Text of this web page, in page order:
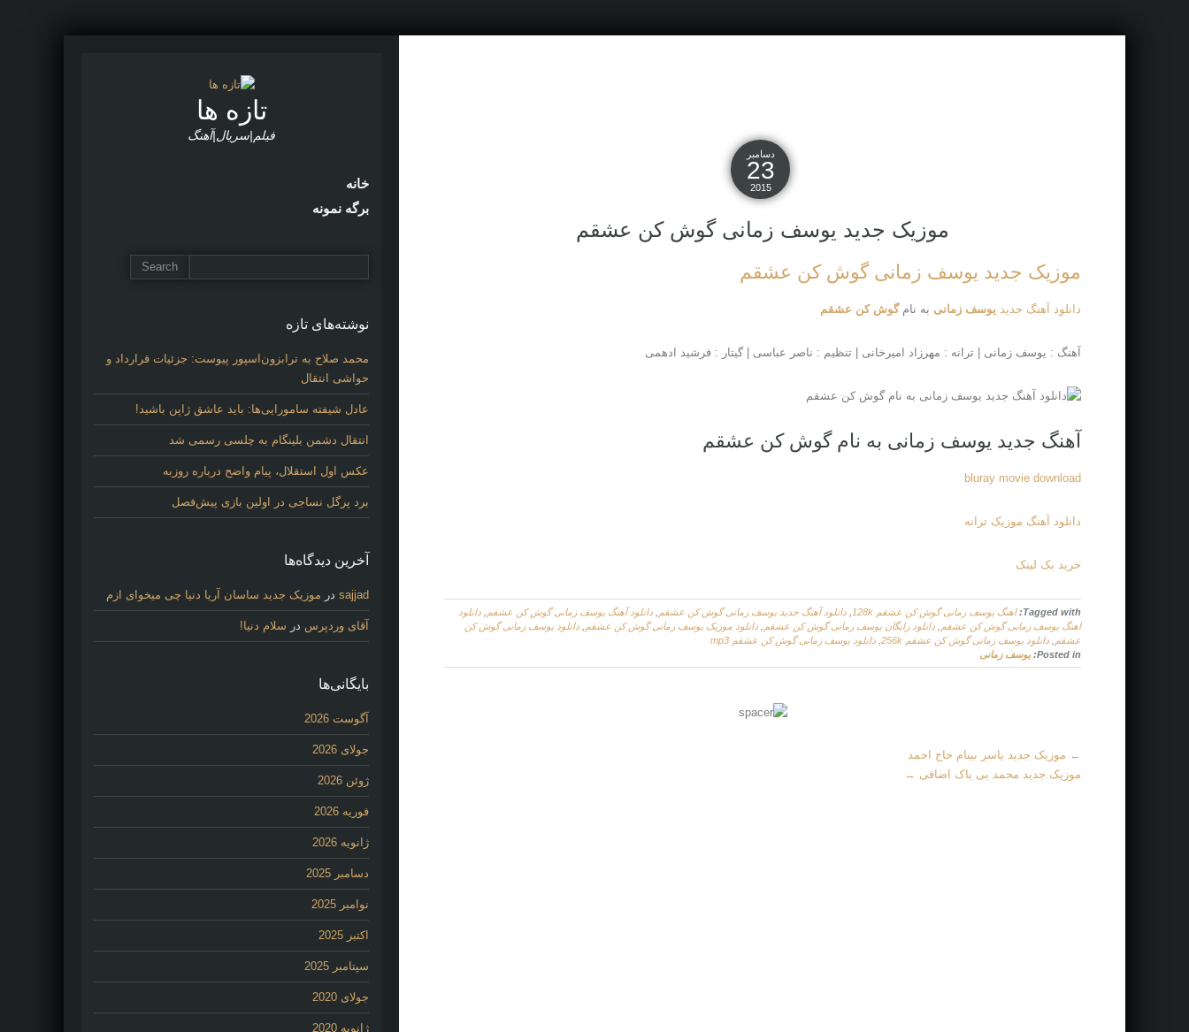
دسامبر
23
2015
موزیک جدید یوسف زمانی گوش کن عشقم
موزیک جدید یوسف زمانی گوش کن عشقم
دانلود آهنگ جدید یوسف زمانی به نامگوش کن عشقم
آهنگ : یوسف زمانی | ترانه : مهرزاد امیرخانی | تنظیم : ناصر عباسی | گیتار : فرشید ادهمی
آهنگ جدید یوسف زمانی به نام گوش کن عشقم
bluray movie download
دانلود آهنگ موزیک ترانه
خرید بک لینک
Tagged with: اهنگ یوسف زمانی گوش کن عشقم 128k دانلود آهنگ جدید یوسف زمانی گوش کن عشقم دانلود آهنگ یوسف زمانی گوش کن عشقم
دانلود
اهنگ یوسف زمانی گوش کن عشقم
دانلود رایگان یوسف زمانی گوش کن عشقم دانلود موزیک یوسف زمانی گوش کن عشقم
دانلود یوسف زمانی گوش کن
عشقم
دانلود یوسف زمانی گوش کن عشقم 256k
دانلود یوسف زمانی گوش کن عشقم mp3
Posted in: یوسف زمانی
More
Articles
← موزیک جدید یاسر بینام حاج احمد
موزیک جدید محمد بی باک اضافی →
تازه ها
فیلم|سریال|آهنگ
خانه
برگه نمونه
نوشته‌های تازه
محمد صلاح به ترابزون‌اسپور پیوست: جزئیات قرارداد و
حواشی انتقال
عادل شیفته سامورایی‌ها: باید عاشق ژاپن باشید!
انتقال دشمن بلینگام به چلسی رسمی شد
عکس اول استقلال، پیام واضح درباره روزبه
برد پرگل نساجی در اولین بازی پیش‌فصل
آخرین دیدگاه‌ها
sajjadدر موزیک جدید ساسان آریا دنیا چی میخوای ازم
آقای وردپرس در سلام دنیا!
بایگانی‌ها
آگوست 2026
جولای 2026
ژوئن 2026
فوریه 2026
ژانویه 2026
دسامبر 2025
نوامبر 2025
اکتبر 2025
سپتامبر 2025
جولای 2020
ژانویه 2020